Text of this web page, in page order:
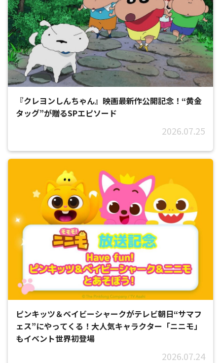
『クレヨンしんちゃん』映画最新作公開記念！“黄金
タッグ”が贈るSPエピソード
2026.07.25
ピンキッツ＆ベイビーシャークがテレビ朝日“サマフ
ェス”にやってくる！大人気キャラクター「ニニモ」
もイベント世界初登場
2026.07.24